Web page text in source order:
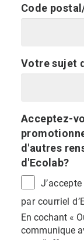
Code
Votre sujet
Acceptez-
d'autres
d'Ecolab?
par courriel
En cochant «
communique